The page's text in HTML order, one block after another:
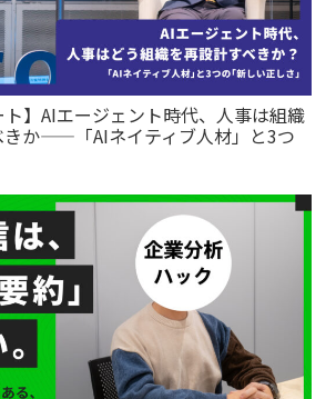
ト】AIエージェント時代、人事は組織
きか——「AIネイティブ人材」と3つ